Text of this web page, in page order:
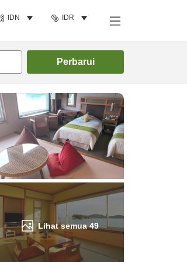
IDN IDR
Perbarui
Lihat semua49
Cari kamar